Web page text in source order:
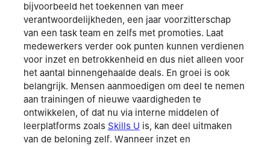
bijvoorbeeld het toekennen van meer
verantwoordelijkheden, een jaar voorzitterschap
van een task team en zelfs met promoties. Laat
medewerkers verder ook punten kunnen verdienen
voor inzet en betrokkenheid en dus niet alleen voor
het aantal binnengehaalde deals. En groei is ook
belangrijk. Mensen aanmoedigen om deel te nemen
aan trainingen of nieuwe vaardigheden te
ontwikkelen, of dat nu via interne middelen of
leerplatforms zoals Skills U is, kan deel uitmaken
van de beloning zelf. Wanneer inzet en